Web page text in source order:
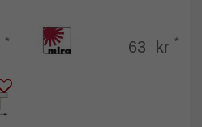
* 63 kr *